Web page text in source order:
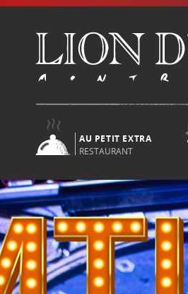
AU PETIT EXTRA
RESTAURANT